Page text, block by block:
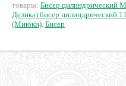
товары: Бисер цилиндрический
Делика) бисер цилиндрический
(Миюки), Бисер